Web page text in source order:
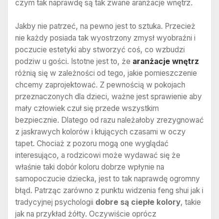
czym tak naprawdę są tak zwane aranżacje wnętrz.
Jakby nie patrzeć, na pewno jest to sztuka. Przecież
nie każdy posiada tak wyostrzony zmysł wyobraźni i
poczucie estetyki aby stworzyć coś, co wzbudzi
podziw u gości. Istotne jest to, że aranżacje wnętrz
różnią się w zależności od tego, jakie pomieszczenie
chcemy zaprojektować. Z pewnością w pokojach
przeznaczonych dla dzieci, ważne jest sprawienie aby
mały człowiek czuł się przede wszystkim
bezpiecznie. Dlatego od razu należałoby zrezygnować
z jaskrawych kolorów i kłujących czasami w oczy
tapet. Chociaż z pozoru mogą one wyglądać
interesująco, a rodzicowi może wydawać się że
właśnie taki dobór koloru dobrze wpłynie na
samopoczucie dziecka, jest to tak naprawdę ogromny
błąd. Patrząc zarówno z punktu widzenia feng shui jak i
tradycyjnej psychologii dobre są ciepłe kolory, takie
jak na przykład żółty. Oczywiście oprócz